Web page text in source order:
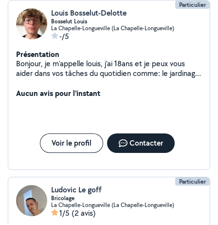
Particulier
Louis Bosselut-Delotte
Bosselut Louis
La Chapelle-Longueville (La Chapelle-Longueville)
-/5
Présentation
Bonjour, je m'appelle louis, j'ai 18ans et je peux vous
aider dans vos tâches du quotidien comme: le jardinage,
maison.
Aucun avis pour l'instant
Voir le profil Contacter
Particulier
Ludovic Le goff
Bricolage
La Chapelle-Longueville (La Chapelle-Longueville)
1/5 (2 avis)